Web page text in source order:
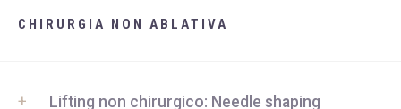
CHIRURGIA NON ABLATIVA
Lifting non chirurgico: Needle shaping